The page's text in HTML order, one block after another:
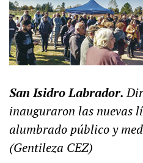
San Isidro Labrador.
inauguraron las nuevas
alumbrado público y
(Gentileza CEZ)